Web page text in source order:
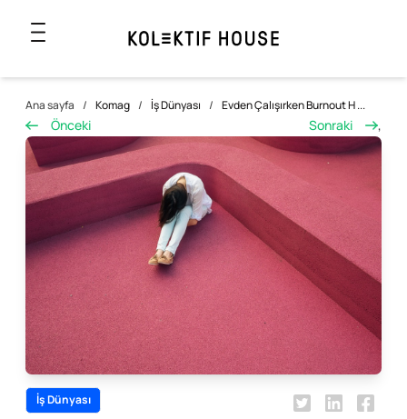
Ana sayfa / Komag / İş Dünyası / Evden Çalışırken Burnout H ...
Önceki Sonraki ,
İş Dünyası